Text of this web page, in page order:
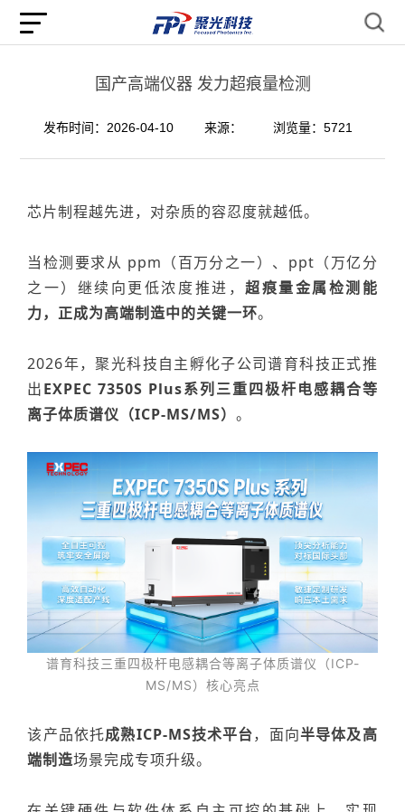
国产高端仪器 发力超痕量检测
发布时间：2026-04-10 来源： 浏览量：5721
芯片制程越先进，对杂质的容忍度就越低。
当检测要求从 ppm （百万分之一）、 ppt （万亿分
之一） 继续向更低浓度推进，超痕量金属检测能
力，正成为高端制造中的关键一环。
2026年，聚光科技自主孵化子公司谱育科技正式推
出EXPEC 7350S Plus系列三重四极杆电感耦合等
离子体质谱仪（ICP-MS/MS）。
谱育科技三重四极杆电感耦合等离子体质谱仪（ICP-
MS/MS）核心亮点
该产品依托成熟ICP-MS技术平台，面向半导体及高
端制造场景完成专项升级。